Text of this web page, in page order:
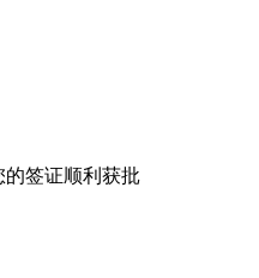
的签证顺利获批